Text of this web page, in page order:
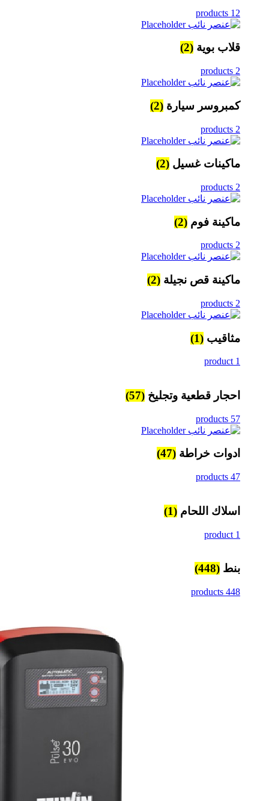
12 products
قلاب بوية (2)
2 products
كمبروسر سيارة (2)
2 products
ماكينات غسيل (2)
2 products
ماكينة فوم (2)
2 products
ماكينة قص نجيلة (2)
2 products
مثاقيب (1)
1 product
احجار قطعية وتجليخ (57)
57 products
ادوات خراطة (47)
47 products
اسلاك اللحام (1)
1 product
بنط (448)
448 products